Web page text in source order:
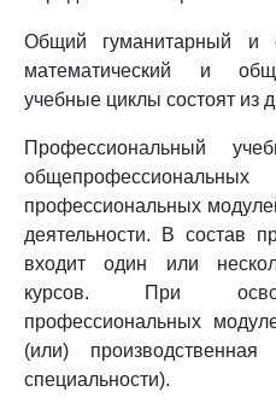
Общий гуманитарный и
математический и
учебные циклы состоят из
Профессиональный
профессиональных
деятельности. В состав
входит один или
курсов. При
профессиональных
(или)
специальности).